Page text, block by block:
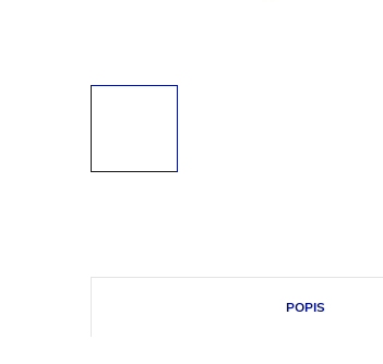
POPIS